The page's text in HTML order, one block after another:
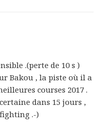
.(perte de 10 s )
Bakou , la piste où il a
courses 2017 .
dans 15 jours ,
.-)